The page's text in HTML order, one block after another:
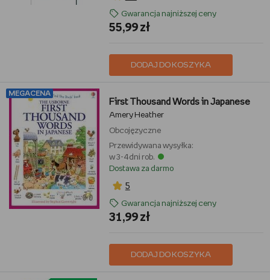
Gwarancja najniższej ceny
55,99 zł
DODAJ DO KOSZYKA
MEGACENA
First Thousand Words in Japanese
Amery Heather
Obcojęzyczne
Przewidywana wysyłka:
w 3-4 dni rob.
Dostawa za darmo
5
Gwarancja najniższej ceny
31,99 zł
DODAJ DO KOSZYKA